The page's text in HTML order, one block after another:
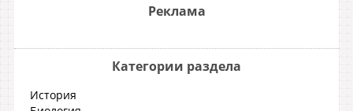
Реклама
Категории раздела
История